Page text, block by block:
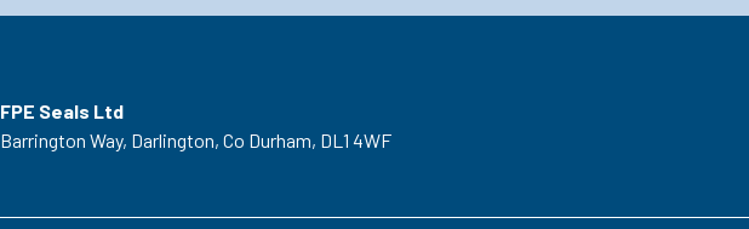
FPE Seals Ltd
Barrington Way, Darlington, Co Durham, DL1 4WF